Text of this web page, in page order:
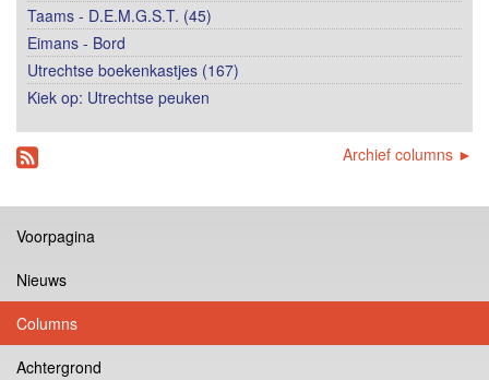
Taams - D.E.M.G.S.T. (45)
Eimans - Bord
Utrechtse boekenkastjes (167)
Kiek op: Utrechtse peuken
Archief columns ►
Voorpagina
Nieuws
Columns
Achtergrond